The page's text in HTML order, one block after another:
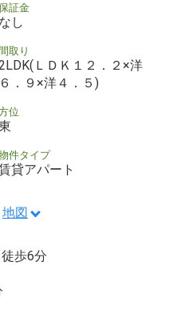
証金
なし
間取り
ＬＤＫ１２．２×洋
６．９×洋４．５)
位
件タイプ
貸アパート
地図
歩6分